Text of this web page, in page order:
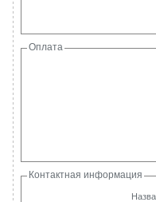
Оплата
Контактная информация